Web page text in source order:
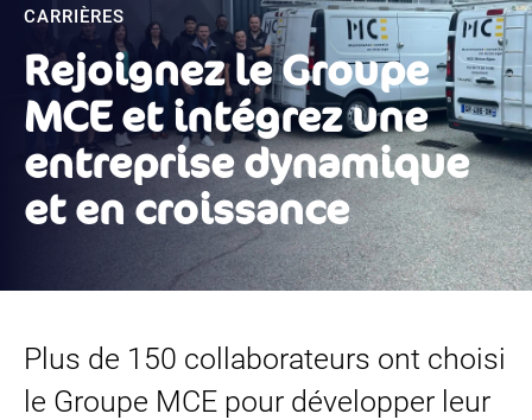
CARRIÈRES
Rejoignez le Groupe
MCE et intégrez une
entreprise dynamique
et en croissance
Plus de 150 collaborateurs ont choisi
le Groupe MCE pour développer leur